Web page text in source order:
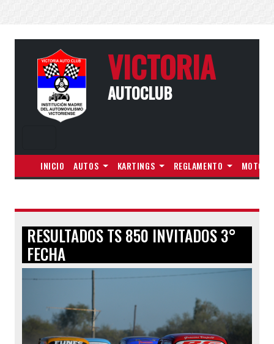
VICTORIA
AUTOCLUB
INICIO AUTOS KARTINGS REGLAMENTO MOTOS
RESULTADOS TS 850 INVITADOS 3°
FECHA